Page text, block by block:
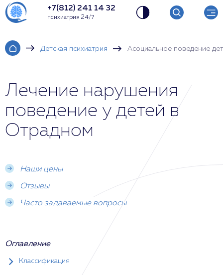
+7(812) 241 14 32
психиатрия 24/7
Детская психиатрия Асоциальное поведение
Лечение нарушения
поведение у детей в
Отрадном
Наши цены
Отзывы
Часто задаваемые вопросы
Оглавление
Классификация